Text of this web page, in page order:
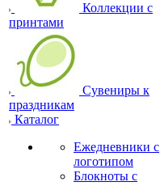
Коллекции с
принтами
Сувениры к
праздникам
Каталог
Ежедневники с
логотипом
Блокноты с